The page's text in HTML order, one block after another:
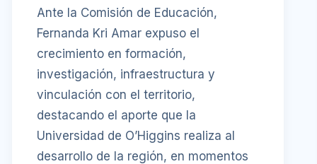
Ante la Comisión de Educación,
Fernanda Kri Amar expuso el
crecimiento en formación,
investigación, infraestructura y
vinculación con el territorio,
destacando el aporte que la
Universidad de O’Higgins realiza al
desarrollo de la región, en momentos